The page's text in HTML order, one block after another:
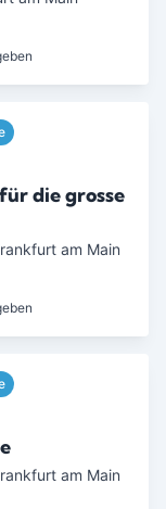
die grosse
am Main
am Main